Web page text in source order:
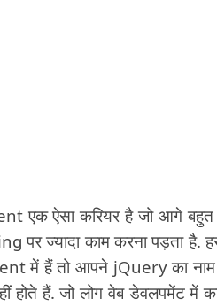
एक ऐसा करियर है जो आगे बहुत
पर ज्यादा काम करना पड़ता
में हैं तो आपने jQuery का नाम
होते हैं. जो लोग वेब डेवलपमेंट में